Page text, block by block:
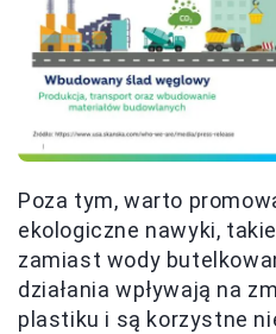
Poza tym, warto
ekologiczne nawyki,
zamiast wody
działania wpływają na
plastiku i są korzystne